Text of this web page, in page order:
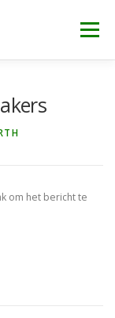
Menu
om het bericht te